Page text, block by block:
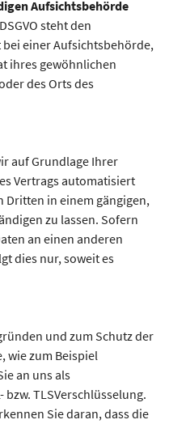
Aufsichtsbehörde
steht den
einer Aufsichtsbehörde,
ihres gewöhnlichen
des Orts des
auf Grundlage Ihrer
Vertrags automatisiert
Dritten in einem gängigen,
zu lassen. Sofern
an einen anderen
dies nur, soweit es
und zum Schutz der
wie zum Beispiel
an uns als
TLSVerschlüsselung.
Sie daran, dass die